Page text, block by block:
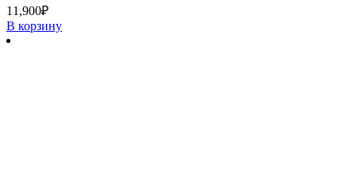
11,900₽
В корзину